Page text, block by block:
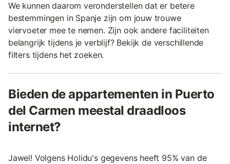
We kunnen daarom veronderstellen dat er betere
bestemmingen in Spanje zijn om jouw trouwe
viervoeter mee te nemen. Zijn ook andere faciliteiten
belangrijk tijdens je verblijf? Bekijk de verschillende
filters tijdens het zoeken.
Bieden de appartementen in Puerto
del Carmen meestal draadloos
internet?
Jawel! Volgens Holidu's gegevens heeft 95% van de